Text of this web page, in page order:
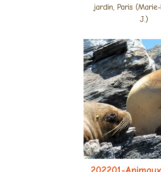
jardin, Paris
J.)